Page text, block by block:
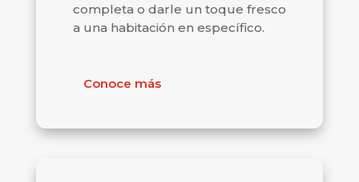
completa o darle un toque fresco
a una habitación en específico.
Conoce más